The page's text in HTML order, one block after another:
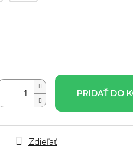
PRIDAŤ DO
Zdieľať